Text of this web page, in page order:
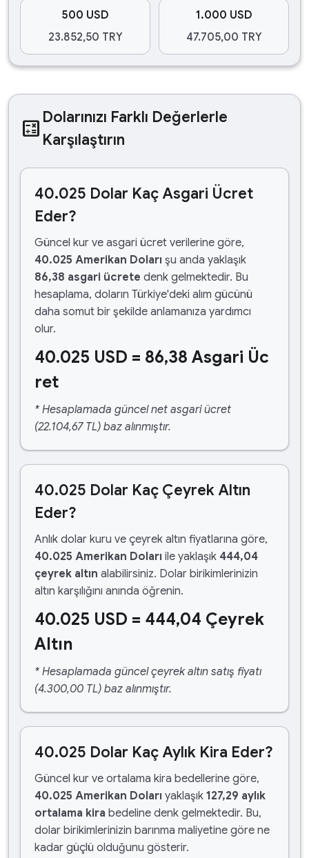
500 USD
23.852,50 TRY
1.000 USD
47.705,00 TRY
calculate Dolarınızı Farklı Değerlerle
Karşılaştırın
40.025 Dolar Kaç Asgari Ücret
Eder?
Güncel kur ve asgari ücret verilerine göre,
40.025 Amerikan Doları şu anda yaklaşık
86,38 asgari ücrete denk gelmektedir. Bu
hesaplama, doların Türkiye'deki alım gücünü
daha somut bir şekilde anlamanıza yardımcı
olur.
40.025 USD = 86,38 Asgari Üc
ret
* Hesaplamada güncel net asgari ücret
(22.104,67 TL) baz alınmıştır.
40.025 Dolar Kaç Çeyrek Altın
Eder?
Anlık dolar kuru ve çeyrek altın fiyatlarına göre,
40.025 Amerikan Doları ile yaklaşık 444,04
çeyrek altın alabilirsiniz. Dolar birikimlerinizin
altın karşılığını anında öğrenin.
40.025 USD = 444,04 Çeyrek
Altın
* Hesaplamada güncel çeyrek altın satış fiyatı
(4.300,00 TL) baz alınmıştır.
40.025 Dolar Kaç Aylık Kira Eder?
Güncel kur ve ortalama kira bedellerine göre,
40.025 Amerikan Doları yaklaşık 127,29 aylık
ortalama kira bedeline denk gelmektedir. Bu,
dolar birikimlerinizin barınma maliyetine göre ne
kadar güçlü olduğunu gösterir.